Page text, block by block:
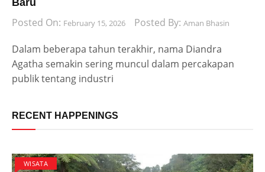
Posted On: February 15, 2026 Posted By: Aman Bhasin
Dalam beberapa tahun terakhir, nama Diandra
Agatha semakin sering muncul dalam percakapan
publik tentang industri
RECENT HAPPENINGS
WISATA